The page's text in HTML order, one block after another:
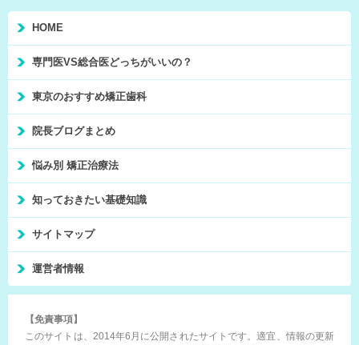
HOME
専門医VS総合医どっちがいいの？
東京のおすすめ矯正歯科
院長ブログまとめ
悩み別 矯正治療法
知っておきたい基礎知識
サイトマップ
運営者情報
【免責事項】
このサイトは、2014年6月に公開されたサイトです。適宜、情報の更新